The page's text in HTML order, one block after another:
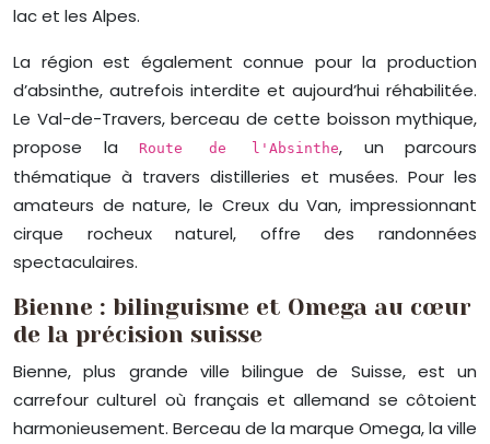
lac et les Alpes.
La région est également connue pour la production
d’absinthe, autrefois interdite et aujourd’hui réhabilitée.
Le Val-de-Travers, berceau de cette boisson mythique,
propose la
Route de l'Absinthe, un parcours
thématique à travers distilleries et musées. Pour les
amateurs de nature, le Creux du Van, impressionnant
cirque rocheux naturel, offre des randonnées
spectaculaires.
Bienne : bilinguisme et Omega au cœur
de la précision suisse
Bienne, plus grande ville bilingue de Suisse, est un
carrefour culturel où français et allemand se côtoient
harmonieusement. Berceau de la marque Omega, la ville